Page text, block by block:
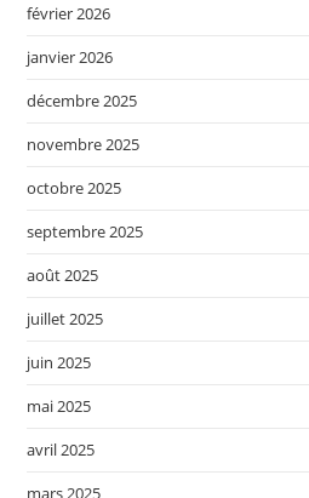
février 2026
janvier 2026
décembre 2025
novembre 2025
octobre 2025
septembre 2025
août 2025
juillet 2025
juin 2025
mai 2025
avril 2025
mars 2025